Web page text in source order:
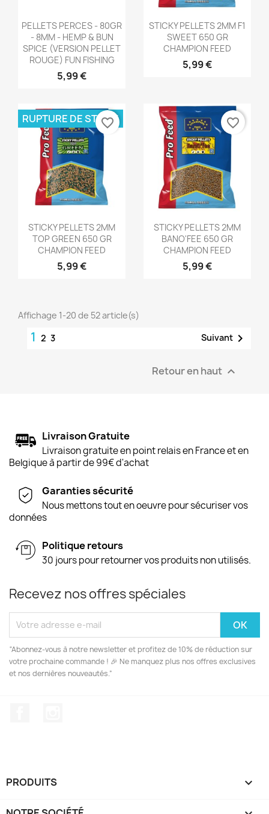
Aperçu rapide
PELLETS PERCES - 80GR
- 8MM - HEMP & BUN
SPICE (VERSION PELLET
ROUGE) FUN FISHING
5,99 €
Aperçu rapide
STICKY PELLETS 2MM F1
SWEET 650 GR
CHAMPION FEED
5,99 €
Aperçu rapide
STICKY PELLETS 2MM
TOP GREEN 650 GR
CHAMPION FEED
5,99 €
RUPTURE DE STOCK
favorite_border
Aperçu rapide
STICKY PELLETS 2MM
BANO'FEE 650 GR
CHAMPION FEED
5,99 €
favorite_border
Affichage 1-20 de 52 article(s)
1 2 3 Suivant 
Retour en haut 
Livraison Gratuite
Livraison gratuite en point relais en France et en
Belgique à partir de 99€ d'achat
Garanties sécurité
Nous mettons tout en oeuvre pour sécuriser vos
données
Politique retours
30 jours pour retourner vos produits non utilisés.
Recevez nos offres spéciales
“Abonnez-vous à notre newsletter et profitez de 10% de réduction sur
votre prochaine commande ! 🎉 Ne manquez plus nos offres exclusives
et nos dernières nouveautés.”
PRODUITS 